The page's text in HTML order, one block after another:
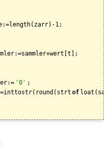
1;
'0' ;
of